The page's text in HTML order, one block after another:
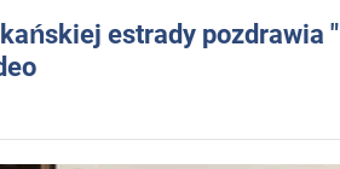
estrady pozdrawia